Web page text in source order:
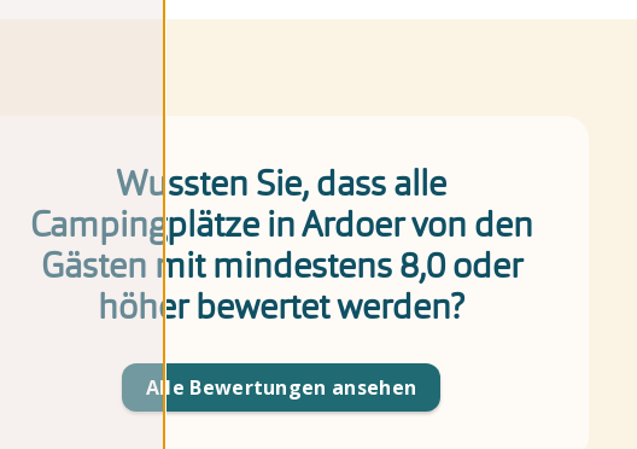
Wussten Sie, dass alle
Campingplätze in Ardoer von den
Gästen mit mindestens 8,0 oder
höher bewertet werden?
Alle Bewertungen ansehen